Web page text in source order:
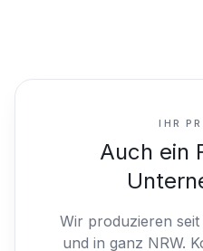
IHR
Auch ein
Wir produzieren
und in ganz NRW.